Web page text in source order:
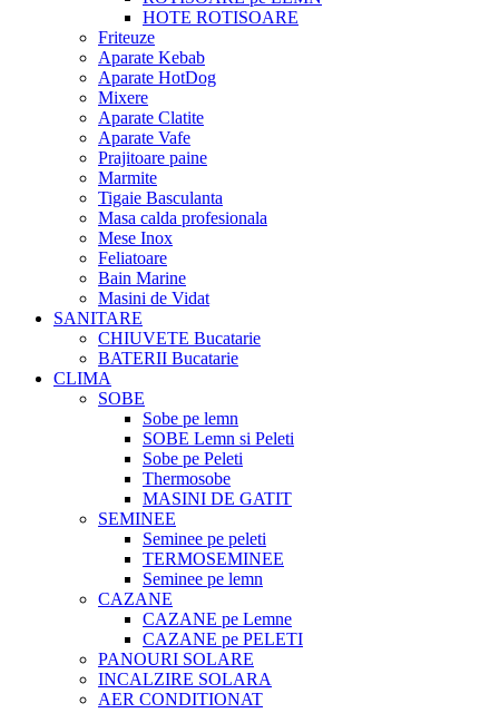
HOTE ROTISOARE
Friteuze
Aparate Kebab
Aparate HotDog
Mixere
Aparate Clatite
Aparate Vafe
Prajitoare paine
Marmite
Tigaie Basculanta
Masa calda profesionala
Mese Inox
Feliatoare
Bain Marine
Masini de Vidat
SANITARE
CHIUVETE Bucatarie
BATERII Bucatarie
CLIMA
SOBE
Sobe pe lemn
SOBE Lemn si Peleti
Sobe pe Peleti
Thermosobe
MASINI DE GATIT
SEMINEE
Seminee pe peleti
TERMOSEMINEE
Seminee pe lemn
CAZANE
CAZANE pe Lemne
CAZANE pe PELETI
PANOURI SOLARE
INCALZIRE SOLARA
AER CONDITIONAT